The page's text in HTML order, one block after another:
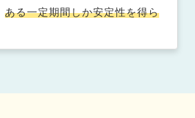
ある一定期間しか安定性を得ら